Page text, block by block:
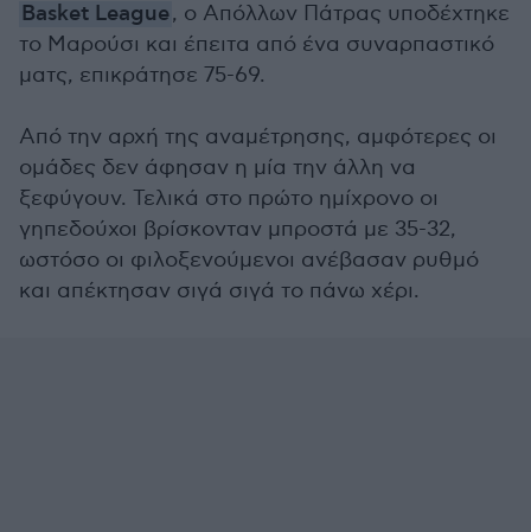
Basket League, ο Απόλλων Πάτρας υποδέχτηκε
το Μαρούσι και έπειτα από ένα συναρπαστικό
ματς, επικράτησε 75-69.
Από την αρχή της αναμέτρησης, αμφότερες οι
ομάδες δεν άφησαν η μία την άλλη να
ξεφύγουν. Τελικά στο πρώτο ημίχρονο οι
γηπεδούχοι βρίσκονταν μπροστά με 35-32,
ωστόσο οι φιλοξενούμενοι ανέβασαν ρυθμό
και απέκτησαν σιγά σιγά το πάνω χέρι.